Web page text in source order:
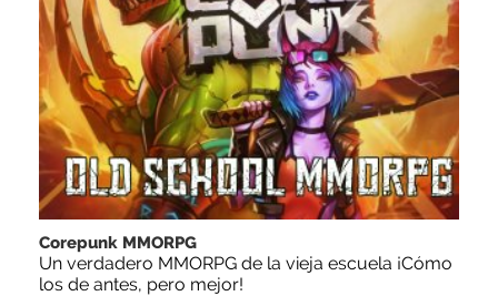
Corepunk MMORPG
Un verdadero MMORPG de la vieja escuela ¡Cómo
los de antes, pero mejor!